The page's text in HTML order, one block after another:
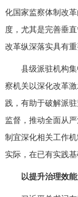
化国家监察体制改
度，尤其是完善垂
改革纵深落实具有重
县级派驻机构
察机关以深化改革
践，有助于破解派
监督，推动全面从
制宜深化相关工作
实际，在已有实践
以提升治理效